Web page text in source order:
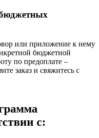
или приложение к нему
бюджетной
по предоплате –
заказ и свяжитесь с
с: